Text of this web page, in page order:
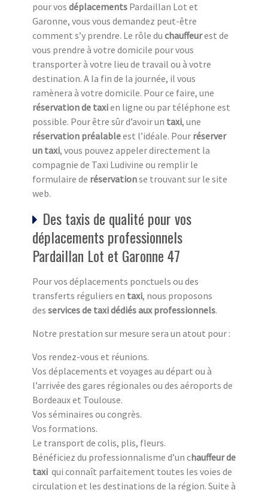
pour vos déplacements Pardaillan Lot et
Garonne, vous vous demandez peut-être
comment s’y prendre. Le rôle du chauffeurest de
vous prendre à votre domicile pour vous
transporter à votre lieu de travail ou à votre
destination. A la fin de la journée, il vous
ramènera à votre domicile. Pour ce faire, une
réservation de taxien ligne ou par téléphone est
possible. Pour être sûr d’avoir un taxi, une
réservation préalableest l’idéale. Pour réserver
un taxi, vous pouvez appeler directement la
compagnie de Taxi Ludivine ou remplir le
formulaire de réservationse trouvant sur le site
web.
Des taxis de qualité pour vos
déplacements professionnels
Pardaillan Lot et Garonne 47
Pour vos déplacements ponctuels ou des
transferts réguliers en taxi, nous proposons
des services de taxi dédiés aux professionnels.
Notre prestation sur mesure sera un atout pour :
Vos rendez-vous et réunions.
Vos déplacements et voyages au départ ou à
l’arrivée des gares régionales ou des aéroports de
Bordeaux et Toulouse.
Vos séminaires ou congrès.
Vos formations.
Le transport de colis, plis, fleurs.
Bénéficiez du professionnalisme d’un chauffeur de
taxi qui connaît parfaitement toutes les voies de
circulation et les destinations de la région. Suite à